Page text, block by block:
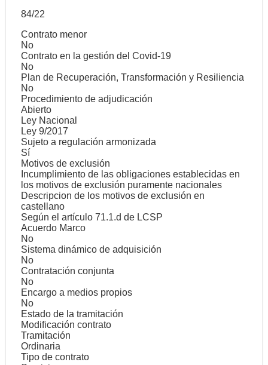
84/22
Contrato menor
No
Contrato en la gestión del Covid-19
No
Plan de Recuperación, Transformación y Resiliencia
No
Procedimiento de adjudicación
Abierto
Ley Nacional
Ley 9/2017
Sujeto a regulación armonizada
Sí
Motivos de exclusión
Incumplimiento de las obligaciones establecidas en
los motivos de exclusión puramente nacionales
Descripcion de los motivos de exclusión en
castellano
Según el artículo 71.1.d de LCSP
Acuerdo Marco
No
Sistema dinámico de adquisición
No
Contratación conjunta
No
Encargo a medios propios
No
Estado de la tramitación
Modificación contrato
Tramitación
Ordinaria
Tipo de contrato